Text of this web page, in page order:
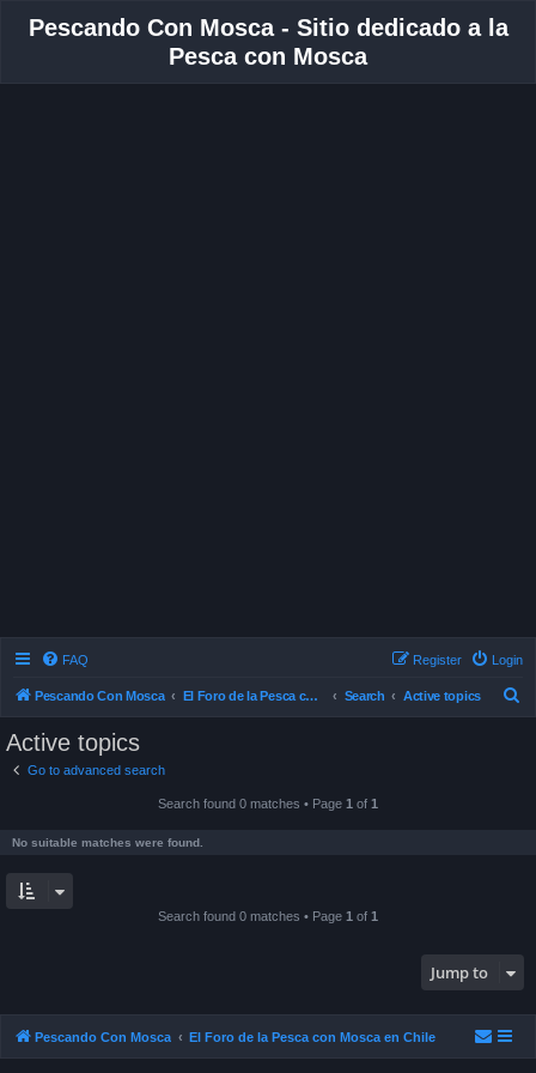
Pescando Con Mosca - Sitio dedicado a la
Pesca con Mosca
FAQ Login
Register
Pescando Con Mosca El Foro de la Pesca con Mosca en Chile Search Active topics
Active topics
Go to advanced search
Search found 0 matches • Page 1 of 1
No suitable matches were found.
Search found 0 matches • Page 1 of 1
Jump to
Pescando Con Mosca El Foro de la Pesca con Mosca en Chile